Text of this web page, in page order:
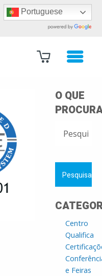
Portuguese
O QUE
POR:
Centro
Qualifica
e Feiras